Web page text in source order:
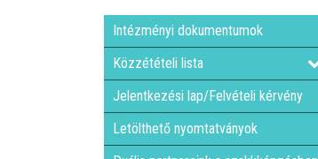
Intézményi dokumentumok
Közzétételi lista
Jelentkezési lap/Felvételi kérvény
Letölthető nyomtatványok